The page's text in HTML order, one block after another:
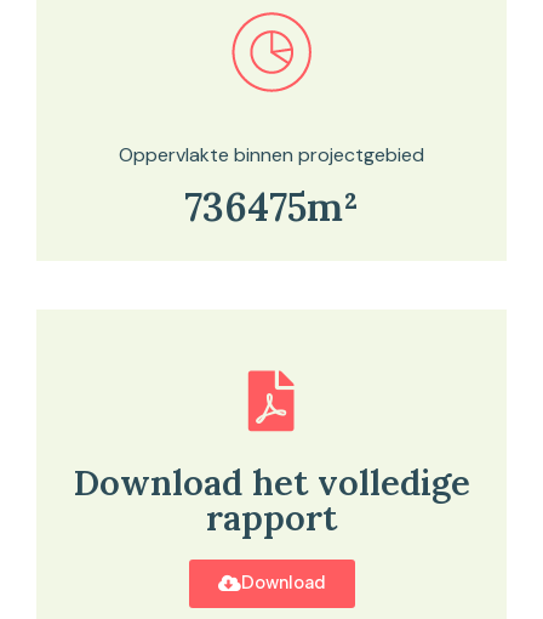
Bekijk in onze kaartviewer
Oppervlakte binnen projectgebied
736475m²
Download het volledige
rapport
Download